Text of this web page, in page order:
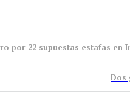
por 22 supuestas estafas en
Dos